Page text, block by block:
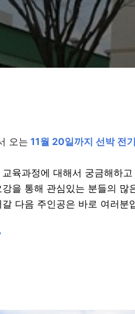
오는 11월 20일까지 선박 전
육과정에 대해서 궁금해하
을 통해 관심있는 분들의 많
다음 주인공은 바로 여러분